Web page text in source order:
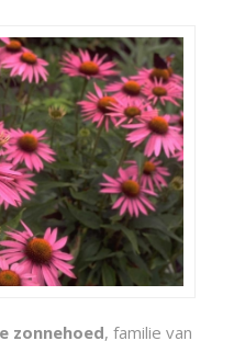
zonnehoed, familie van